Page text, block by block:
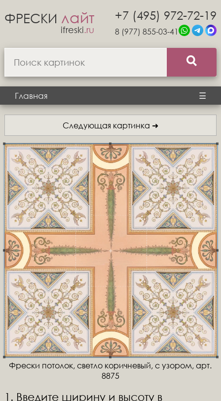
ФРЕСКИ лайт
ifreski.ru
+7 (495) 972-72-19
8 (977) 855-03-41
Главная ☰
Следующая картинка ➜
Фрески потолок, светло коричневый, с узором, арт.
8875
1. Введите ширину и высоту в